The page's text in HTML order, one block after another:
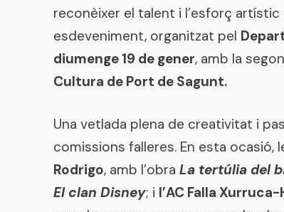
reconèixer el talent i l’esforç
esdeveniment, organitzat pel
diumenge 19 de gener, amb la
Cultura de Port de Sagunt.
Una vetlada plena de creativitat i
comissions falleres. En esta
Rodrigo, amb l’obra La tertúlia del
El clan Disney; i l’AC Falla